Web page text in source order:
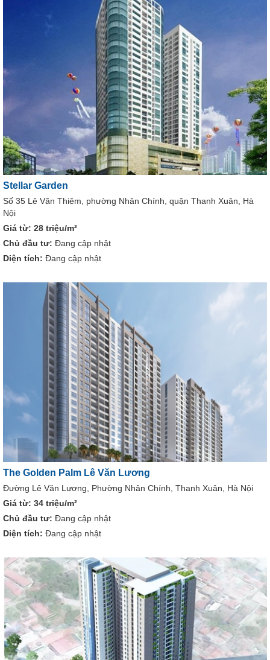
Stellar Garden
Số 35 Lê Văn Thiêm, phường Nhân Chính, quận Thanh Xuân, Hà
Nội
Giá từ: 28 triệu/m²
Chủ đầu tư: Đang cập nhật
Diện tích: Đang cập nhật
The Golden Palm Lê Văn Lương
Đường Lê Văn Lương, Phường Nhân Chính, Thanh Xuân, Hà Nội
Giá từ: 34 triệu/m²
Chủ đầu tư: Đang cập nhật
Diện tích: Đang cập nhật